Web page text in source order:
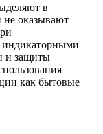
в
оказывают
индикаторными
и защиты
как бытовые